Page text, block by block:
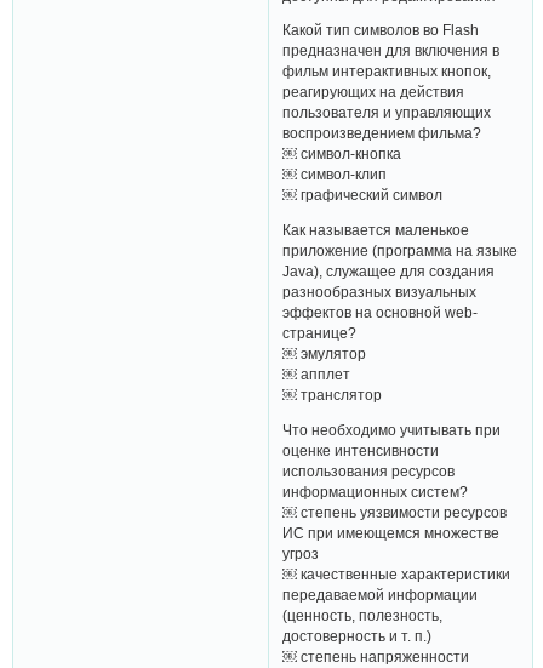
Какой тип символов во Flash
предназначен для включения в
фильм интерактивных кнопок,
реагирующих на действия
пользователя и управляющих
воспроизведением фильма?
￼ символ-кнопка
￼ символ-клип
￼ графический символ
Как называется маленькое
приложение (программа на языке
Java), служащее для создания
разнообразных визуальных
эффектов на основной wеb-
странице?
￼ эмулятор
￼ апплет
￼ транслятор
Что необходимо учитывать при
оценке интенсивности
использования ресурсов
информационных систем?
￼ степень уязвимости ресурсов
ИС при имеющемся множестве
угроз
￼ качественные характеристики
передаваемой информации
(ценность, полезность,
достоверность и т. п.)
￼ степень напряженности